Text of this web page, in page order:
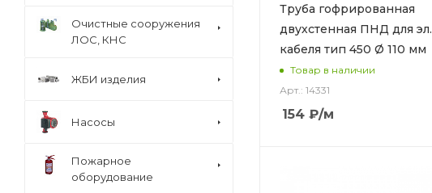
Труба гофрированная
двухстенная ПНД для эл.
кабеля тип 450 Ø 110 мм
Товар в наличии
Арт.: 14331
154 ₽/м
Очистные сооружения
ЛОС, КНС
ЖБИ изделия
Насосы
Пожарное
оборудование